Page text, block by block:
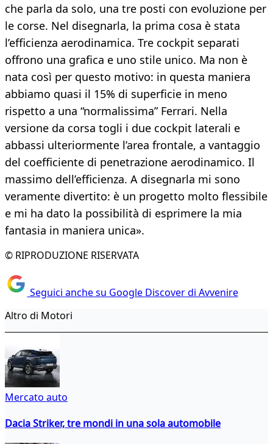
che parla da solo, una tre posti con evoluzione per
le corse. Nel disegnarla, la prima cosa è stata
l’efficienza aerodinamica. Tre cockpit separati
offrono una grafica e uno stile unico. Ma non è
nata così per questo motivo: in questa maniera
abbiamo quasi il 15% di superficie in meno
rispetto a una “normalissima” Ferrari. Nella
versione da corsa togli i due cockpit laterali e
abbassi ulteriormente l’area frontale, a vantaggio
del coefficiente di penetrazione aerodinamico. Il
massimo dell’efficienza. A disegnarla mi sono
veramente divertito: è un progetto molto flessibile
e mi ha dato la possibilità di esprimere la mia
fantasia in maniera unica».
© RIPRODUZIONE RISERVATA
Seguici anche su Google Discover di Avvenire
Altro di Motori
Mercato auto
Dacia Striker, tre mondi in una sola automobile